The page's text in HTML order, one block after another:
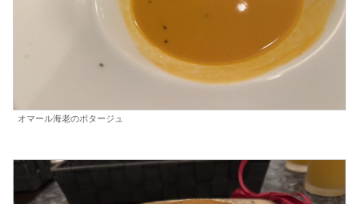
オマール海老のポタージュ